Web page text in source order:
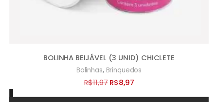
BOLINHA BEIJÁVEL (3 UNID) CHICLETE
Bolinhas, Brinquedos
R$11,97 O
preço
R$8,97O
preço